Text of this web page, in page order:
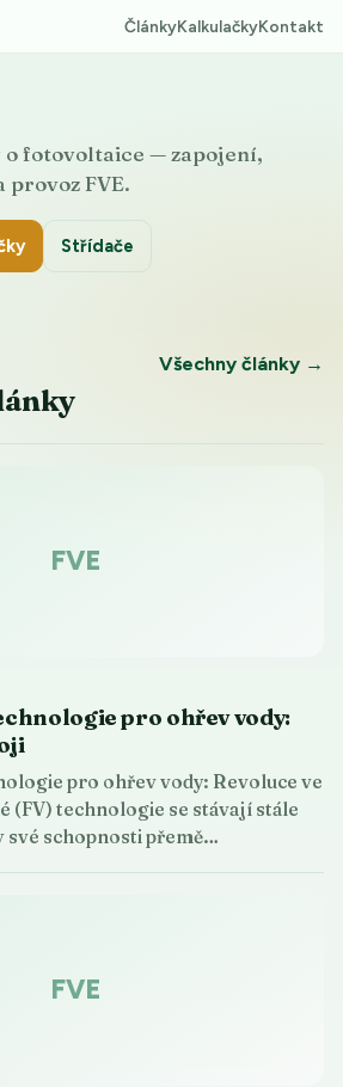
ČlánkyKalkulačkyKontakt
fotovoltaice — zapojení,
FVE.
Střídače
Všechny články →
FVE
pro ohřev vody:
pro ohřev vody: Revoluce ve
(FV) technologie se stávají stále
schopnosti přemě…
FVE